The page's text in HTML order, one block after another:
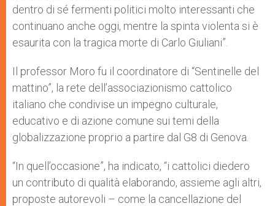
dentro di sé fermenti politici molto interessanti che
continuano anche oggi, mentre la spinta violenta si è
esaurita con la tragica morte di Carlo Giuliani”.
Il professor Moro fu il coordinatore di “Sentinelle del
mattino”, la rete dell’associazionismo cattolico
italiano che condivise un impegno culturale,
educativo e di azione comune sui temi della
globalizzazione proprio a partire dal G8 di Genova.
“In quell’occasione”, ha indicato, “i cattolici diedero
un contributo di qualità elaborando, assieme agli altri,
proposte autorevoli – come la cancellazione del